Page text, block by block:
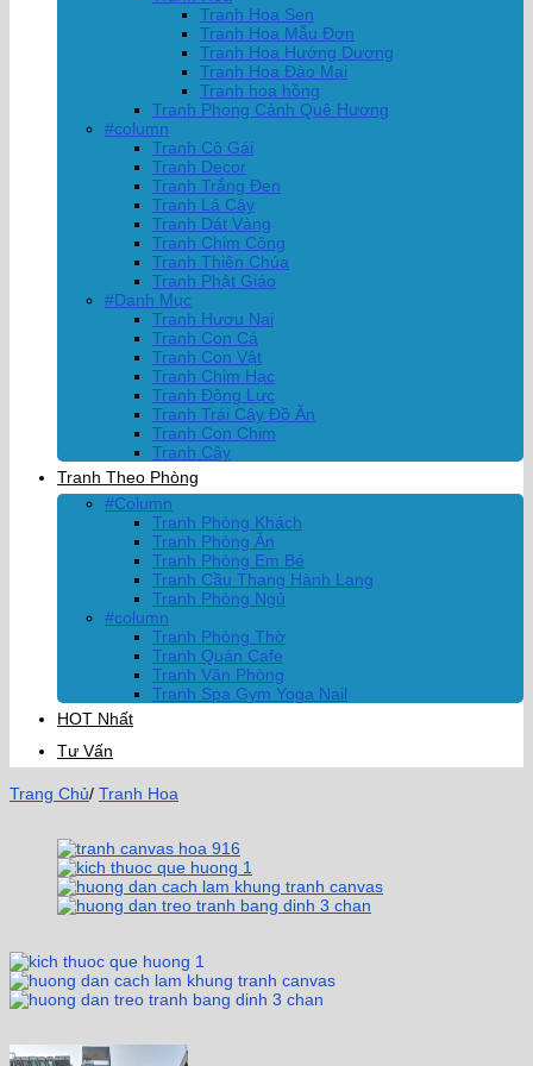
Tranh Hoa Sen
Tranh Hoa Mẫu Đơn
Tranh Hoa Hướng Dương
Tranh Hoa Đào Mai
Tranh hoa hồng
Tranh Phong Cảnh Quê Hương
#column
Tranh Cô Gái
Tranh Decor
Tranh Trắng Đen
Tranh Lá Cây
Tranh Dát Vàng
Tranh Chim Công
Tranh Thiên Chúa
Tranh Phật Giáo
#Danh Mục
Tranh Hươu Nai
Tranh Con Cá
Tranh Con Vật
Tranh Chim Hạc
Tranh Động Lực
Tranh Trái Cây Đồ Ăn
Tranh Con Chim
Tranh Cây
Tranh Theo Phòng
#Column
Tranh Phòng Khách
Tranh Phòng Ăn
Tranh Phòng Em Bé
Tranh Cầu Thang Hành Lang
Tranh Phòng Ngủ
#column
Tranh Phòng Thờ
Tranh Quán Cafe
Tranh Văn Phòng
Tranh Spa Gym Yoga Nail
HOT Nhất
Tư Vấn
Trang Chủ/ Tranh Hoa